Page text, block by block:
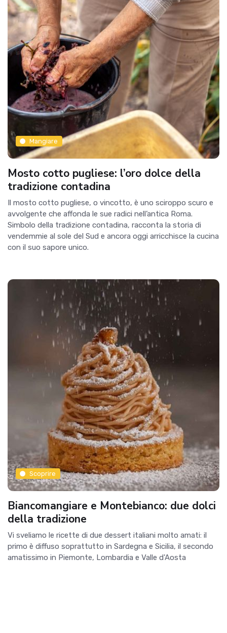
Mangiare
Mosto cotto pugliese: l’oro dolce della
tradizione contadina
Il mosto cotto pugliese, o vincotto, è uno sciroppo scuro e
avvolgente che affonda le sue radici nell’antica Roma.
Simbolo della tradizione contadina, racconta la storia di
vendemmie al sole del Sud e ancora oggi arricchisce la cucina
con il suo sapore unico.
Scoprire
Biancomangiare e Montebianco: due dolci
della tradizione
Vi sveliamo le ricette di due dessert italiani molto amati: il
primo è diffuso soprattutto in Sardegna e Sicilia, il secondo
amatissimo in Piemonte, Lombardia e Valle d'Aosta